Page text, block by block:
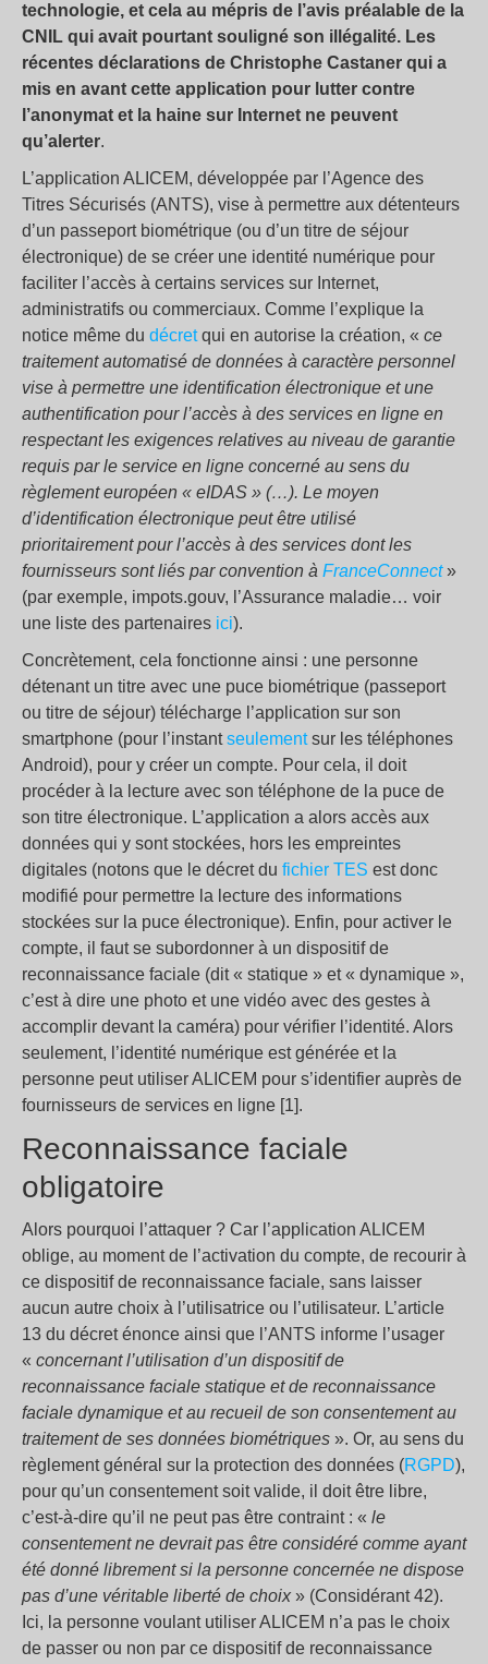
technologie, et cela au mépris de l’avis préalable de la
CNIL qui avait pourtant souligné son illégalité. Les
récentes déclarations de Christophe Castaner qui a
mis en avant cette application pour lutter contre
l’anonymat et la haine sur Internet ne peuvent
qu’alerter.
L’application ALICEM, développée par l’Agence des
Titres Sécurisés (ANTS), vise à permettre aux détenteurs
d’un passeport biométrique (ou d’un titre de séjour
électronique) de se créer une identité numérique pour
faciliter l’accès à certains services sur Internet,
administratifs ou commerciaux. Comme l’explique la
notice même du décretqui en autorise la création, « ce
traitement automatisé de données à caractère personnel
vise à permettre une identification électronique et une
authentification pour l’accès à des services en ligne en
respectant les exigences relatives au niveau de garantie
requis par le service en ligne concerné au sens du
règlement européen « eIDAS » (…). Le moyen
d’identification électronique peut être utilisé
prioritairement pour l’accès à des services dont les
fournisseurs sont liés par convention à FranceConnect»
(par exemple, impots.gouv, l’Assurance maladie… voir
une liste des partenaires ici).
Concrètement, cela fonctionne ainsi : une personne
détenant un titre avec une puce biométrique (passeport
ou titre de séjour) télécharge l’application sur son
smartphone (pour l’instantseulementsur les téléphones
Android), pour y créer un compte. Pour cela, il doit
procéder à la lecture avec son téléphone de la puce de
son titre électronique. L’application a alors accès aux
données qui y sont stockées, hors les empreintes
digitales (notons que le décret du fichier TES est donc
modifié pour permettre la lecture des informations
stockées sur la puce électronique). Enfin, pour activer le
compte, il faut se subordonner à un dispositif de
reconnaissance faciale (dit « statique » et « dynamique »,
c’est à dire une photo et une vidéo avec des gestes à
accomplir devant la caméra) pour vérifier l’identité. Alors
seulement, l’identité numérique est générée et la
personne peut utiliser ALICEM pour s’identifier auprès de
fournisseurs de services en ligne [1].
Reconnaissance faciale
obligatoire
Alors pourquoi l’attaquer ? Car l’application ALICEM
oblige, au moment de l’activation du compte, de recourir à
ce dispositif de reconnaissance faciale, sans laisser
aucun autre choix à l’utilisatrice ou l’utilisateur. L’article
13 du décret énonce ainsi que l’ANTS informe l’usager
« concernant l’utilisation d’un dispositif de
reconnaissance faciale statique et de reconnaissance
faciale dynamique et au recueil de son consentement au
traitement de ses données biométriques ». Or, au sens du
règlement général sur la protection des données (RGPD),
pour qu’un consentement soit valide, il doit être libre,
c’est-à-dire qu’il ne peut pas être contraint : « le
consentement ne devrait pas être considéré comme ayant
été donné librement si la personne concernée ne dispose
pas d’une véritable liberté de choix » (Considérant 42).
Ici, la personne voulant utiliser ALICEM n’a pas le choix
de passer ou non par ce dispositif de reconnaissance